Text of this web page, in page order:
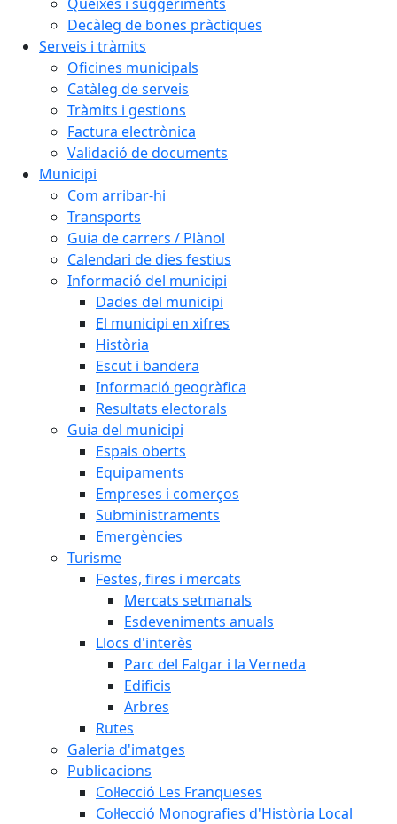
Decàleg de bones pràctiques
Serveis i tràmits
Oficines municipals
Catàleg de serveis
Tràmits i gestions
Factura electrònica
Validació de documents
Municipi
Com arribar-hi
Transports
Guia de carrers / Plànol
Calendari de dies festius
Informació del municipi
Dades del municipi
El municipi en xifres
Història
Escut i bandera
Informació geogràfica
Resultats electorals
Guia del municipi
Espais oberts
Equipaments
Empreses i comerços
Subministraments
Emergències
Turisme
Festes, fires i mercats
Mercats setmanals
Esdeveniments anuals
Llocs d'interès
Parc del Falgar i la Verneda
Edificis
Arbres
Rutes
Galeria d'imatges
Publicacions
Col·lecció Les Franqueses
Col·lecció Monografies d'Història Local